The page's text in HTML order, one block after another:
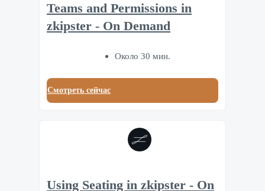
Teams and Permissions in
zkipster - On Demand
Около 30 мин.
Смотреть сейчас
Using Seating in zkipster - On